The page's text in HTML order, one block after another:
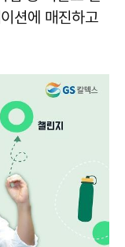
션에 매진하고